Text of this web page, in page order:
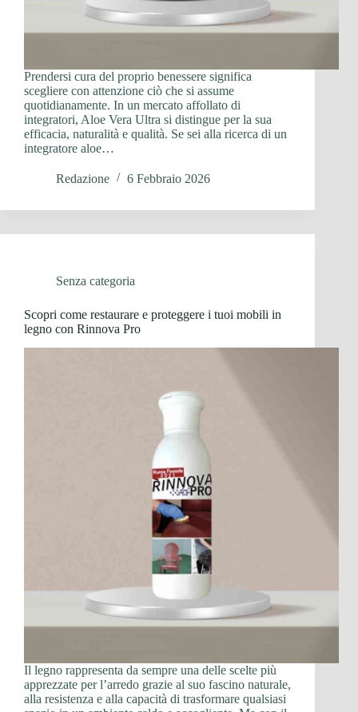
Prendersi cura del proprio benessere significa
scegliere con attenzione ciò che si assume
quotidianamente. In un mercato affollato di
integratori, Aloe Vera Ultra si distingue per la sua
efficacia, naturalità e qualità. Se sei alla ricerca di un
integratore aloe…
Redazione 6 Febbraio 2026
Senza categoria
Scopri come restaurare e proteggere i tuoi mobili in
legno con Rinnova Pro
Il legno rappresenta da sempre una delle scelte più
apprezzate per l’arredo grazie al suo fascino naturale,
alla resistenza e alla capacità di trasformare qualsiasi